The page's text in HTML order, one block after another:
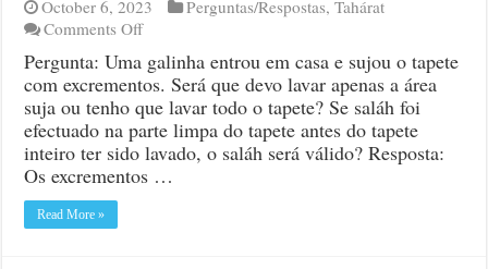
October 6, 2023 Perguntas/Respostas,Tahárat
Comments Offon
de
galinha
Pergunta: Uma galinha entrou em casa e sujou o tapete
com excrementos. Será que devo lavar apenas a área
suja ou tenho que lavar todo o tapete? Se saláh foi
efectuado na parte limpa do tapete antes do tapete
inteiro ter sido lavado, o saláh será válido? Resposta:
Os excrementos …
Read More »